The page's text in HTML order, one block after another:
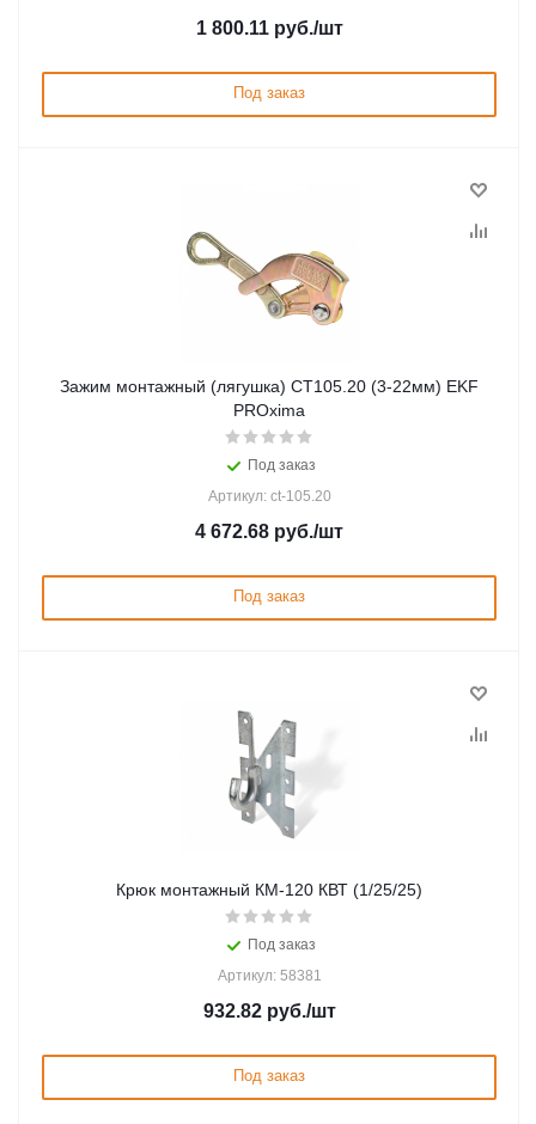
1 800.11руб./шт
Под заказ
Зажим монтажный (лягушка) CT105.20 (3-22мм) EKF
PROxima
Под заказ
Артикул: ct-105.20
4 672.68 руб./шт
Под заказ
Крюк монтажный КМ-120 КВТ (1/25/25)
Под заказ
Артикул: 58381
932.82руб./шт
Под заказ